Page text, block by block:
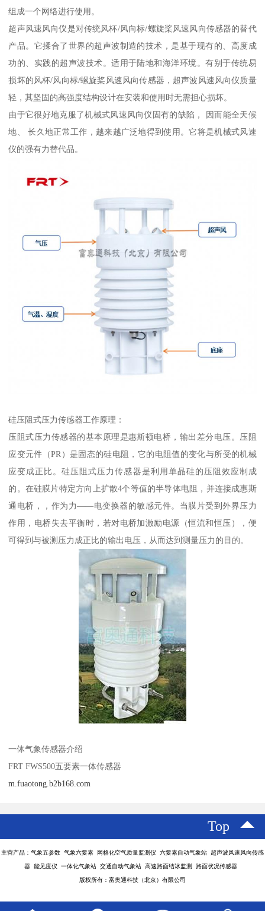
组成一个网络进行使用。
超声风速风向仪是对传统风杯/风向标/螺旋桨风速风向传感器的替代
产品。它揉合了世界的超声波制造的技术，是基于现有的、高度成
功的、实践的超声波技术。适用于陆地和海洋环境。有别于传统易
损坏的风杯/风向标/螺旋桨风速风向传感器，超声波风速风向仪质量
轻，其坚固的高强度结构设计在安装和使用时无需担心损坏。
由于它很好地克服了机械式风速风向仪固有的缺陷， 因而能全天候
地、 长久地正常工作，越来越广泛地得到使用。它将是机械式风速
仪的强有力替代品。
硅压阻式压力传感器工作原理：
压阻式压力传感器的基本原理是惠斯顿电桥，输出差分电压。压阻
应变元件（PR）是固态的硅电阻，它的电阻值的变化与所受的机械
应变成正比。硅压阻式压力传感器是利用单晶硅的压阻效应制成
的。在硅膜片特定方向上扩散4个等值的半导体电阻，并连接成惠斯
通电桥，，作为力——电变换器的敏感元件。当膜片受到外界压力
作用，电桥失去平衡时，若对电桥加激励电源（恒流和恒压），便
可得到与被测压力成正比的输出电压，从而达到测量压力的目的。
一体气象传感器介绍
FRT FWS500五要素一体传感器
m.fuaotong.b2b168.com
Top
主营产品：气象五参数 气象六要素 网格化空气质量监测仪 六要素自动气象站 超声波风速风向传感
器 能见度仪 一体化气象站 交通自动气象站 高速路面结冰监测 路面状况传感器
版权所有：富奥通科技（北京）有限公司